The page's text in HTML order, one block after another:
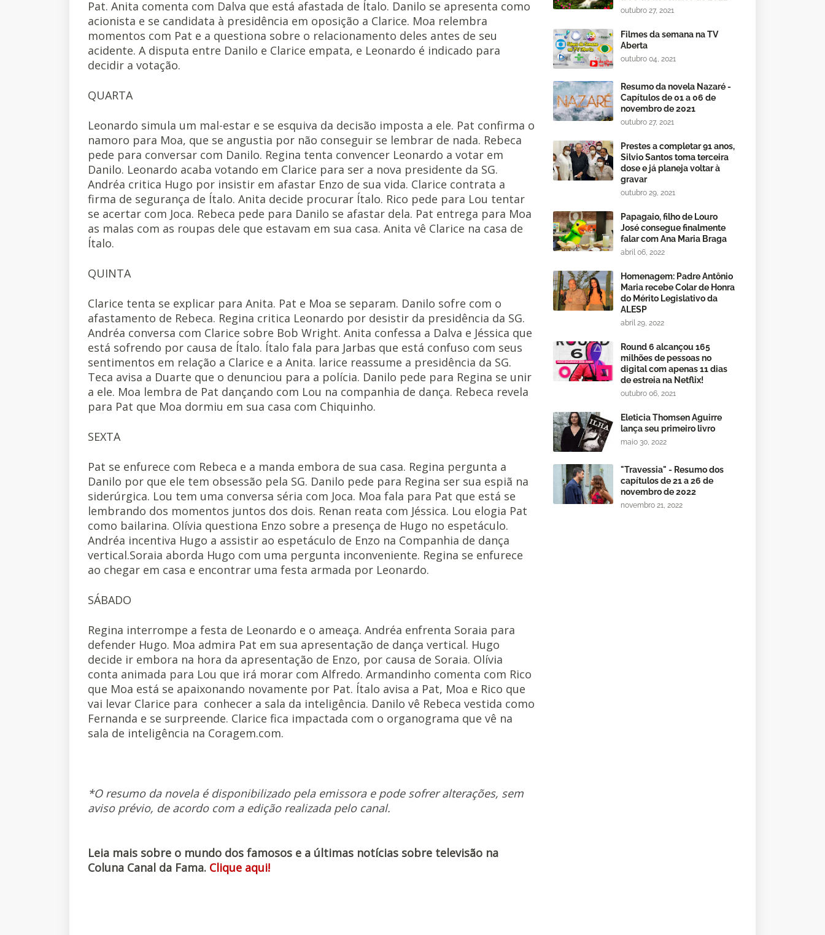
Pat. Anita comenta com Dalva que está afastada de Ítalo. Danilo se apresenta como
acionista e se candidata à presidência em oposição a Clarice. Moa relembra
momentos com Pat e a questiona sobre o relacionamento deles antes de seu
acidente. A disputa entre Danilo e Clarice empata, e Leonardo é indicado para
decidir a votação.
QUARTA
Leonardo simula um mal-estar e se esquiva da decisão imposta a ele. Pat confirma o
namoro para Moa, que se angustia por não conseguir se lembrar de nada. Rebeca
pede para conversar com Danilo. Regina tenta convencer Leonardo a votar em
Danilo. Leonardo acaba votando em Clarice para ser a nova presidente da SG.
Andréa critica Hugo por insistir em afastar Enzo de sua vida. Clarice contrata a
firma de segurança de Ítalo. Anita decide procurar Ítalo. Rico pede para Lou tentar
se acertar com Joca. Rebeca pede para Danilo se afastar dela. Pat entrega para Moa
as malas com as roupas dele que estavam em sua casa. Anita vê Clarice na casa de
Ítalo.
QUINTA
Clarice tenta se explicar para Anita. Pat e Moa se separam. Danilo sofre com o
afastamento de Rebeca. Regina critica Leonardo por desistir da presidência da SG.
Andréa conversa com Clarice sobre Bob Wright. Anita confessa a Dalva e Jéssica que
está sofrendo por causa de Ítalo. Ítalo fala para Jarbas que está confuso com seus
sentimentos em relação a Clarice e a Anita. larice reassume a presidência da SG.
Teca avisa a Duarte que o denunciou para a polícia. Danilo pede para Regina se unir
a ele. Moa lembra de Pat dançando com Lou na companhia de dança. Rebeca revela
para Pat que Moa dormiu em sua casa com Chiquinho.
SEXTA
Pat se enfurece com Rebeca e a manda embora de sua casa. Regina pergunta a
Danilo por que ele tem obsessão pela SG. Danilo pede para Regina ser sua espiã na
siderúrgica. Lou tem uma conversa séria com Joca. Moa fala para Pat que está se
lembrando dos momentos juntos dos dois. Renan reata com Jéssica. Lou elogia Pat
como bailarina. Olívia questiona Enzo sobre a presença de Hugo no espetáculo.
Andréa incentiva Hugo a assistir ao espetáculo de Enzo na Companhia de dança
vertical.Soraia aborda Hugo com uma pergunta inconveniente. Regina se enfurece
ao chegar em casa e encontrar uma festa armada por Leonardo.
SÁBADO
Regina interrompe a festa de Leonardo e o ameaça. Andréa enfrenta Soraia para
defender Hugo. Moa admira Pat em sua apresentação de dança vertical. Hugo
decide ir embora na hora da apresentação de Enzo, por causa de Soraia. Olívia
conta animada para Lou que irá morar com Alfredo. Armandinho comenta com Rico
que Moa está se apaixonando novamente por Pat. Ítalo avisa a Pat, Moa e Rico que
vai levar Clarice para conhecer a sala da inteligência. Danilo vê Rebeca vestida como
Fernanda e se surpreende. Clarice fica impactada com o organograma que vê na
sala de inteligência na Coragem.com.
*O resumo da novela é disponibilizado pela emissora e pode sofrer alterações, sem
aviso prévio, de acordo com a edição realizada pelo canal.
Leia mais sobre o mundo dos famosos e a últimas notícias sobre televisão na
Coluna Canal da Fama. Clique aqui!
outubro 27, 2021
Filmes da semana na TV
Aberta
outubro 04, 2021
Resumo da novela Nazaré -
Capítulos de 01 a 06 de
novembro de 2021
outubro 27, 2021
Prestes a completar 91 anos,
Silvio Santos toma terceira
dose e já planeja voltar à
gravar
outubro 29, 2021
Papagaio, filho de Louro
José consegue finalmente
falar com Ana Maria Braga
abril 06, 2022
Homenagem: Padre Antônio
Maria recebe Colar de Honra
do Mérito Legislativo da
ALESP
abril 29, 2022
Round 6 alcançou 165
milhões de pessoas no
digital com apenas 11 dias
de estreia na Netflix!
outubro 06, 2021
Eleticia Thomsen Aguirre
lança seu primeiro livro
maio 30, 2022
"Travessia" - Resumo dos
capítulos de 21 a 26 de
novembro de 2022
novembro 21, 2022